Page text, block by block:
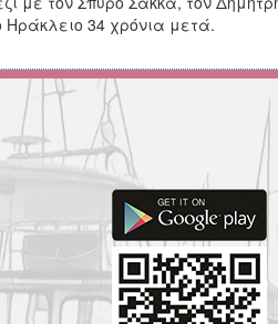
Ηράκλειο 34 χρόνια μετά.